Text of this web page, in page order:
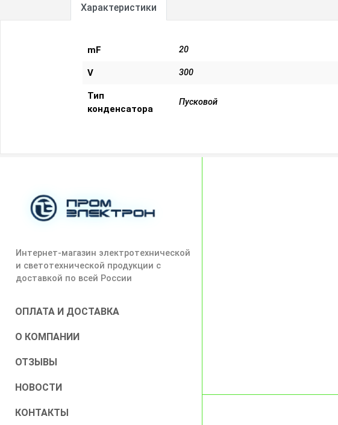
Характеристики
mF 20
V 300
Тип
конденсатора
Пусковой
Интернет-магазин электротехнической
и светотехнической продукции с
доставкой по всей России
ОПЛАТА И ДОСТАВКА
О КОМПАНИИ
ОТЗЫВЫ
НОВОСТИ
КОНТАКТЫ